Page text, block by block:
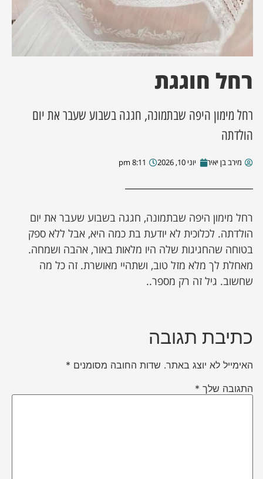
מסע מלחמה
השבוע
מקומית
רחל חוגגת
רחל מימון היפה שבתמונה, חגגה בשבוע שעבר את יום
הולדתה
מירב בן יאיר יוני 10, 2026 8:11 pm
רחל מימון היפה שבתמונה, חגגה בשבוע שעבר את יום
הולדתה. לכלוכית לא יודעת בת כמה היא, אבל ללא ספק
בטוחה שהחגיגות שלה היו מלאות באור, אהבה ושמחה.
מאחלת לך מלא מזל טוב, ושתהיי מאושרת. זה כל מה
שחשוב. גיל זה רק מספר..
כתיבת תגובה
האימייל לא יוצג באתר. שדות החובה מסומנים *
התגובה שלך *